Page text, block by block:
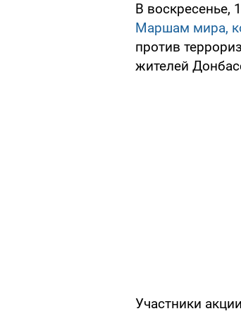
В воскресенье,
Маршам мира,
против
жителей
Участники